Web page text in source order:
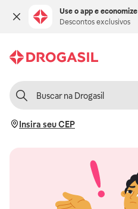
Use o app e economize
Descontos exclusivos
Insira seu CEP